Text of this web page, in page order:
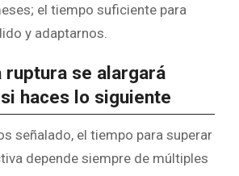
el tiempo suficiente para
y adaptarnos.
ruptura se alargará
haces lo siguiente
señalado, el tiempo para superar
depende siempre de múltiples